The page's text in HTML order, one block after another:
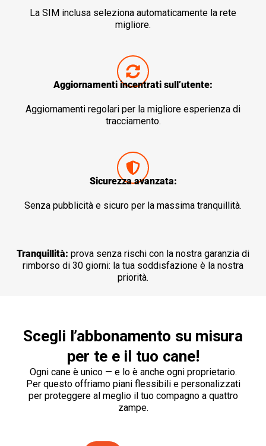
La SIM inclusa seleziona automaticamente la rete
migliore.
Aggiornamenti incentrati sull’utente:
Aggiornamenti regolari per la migliore esperienza di
tracciamento.
Sicurezza avanzata:
Senza pubblicità e sicuro per la massima tranquillità.
Tranquillità: prova senza rischi con la nostra garanzia di
rimborso di 30 giorni: la tua soddisfazione è la nostra
priorità.
Scegli l’abbonamento su misura
per te e il tuo cane!
Ogni cane è unico — e lo è anche ogni proprietario.
Per questo offriamo piani flessibili e personalizzati
per proteggere al meglio il tuo compagno a quattro
zampe.